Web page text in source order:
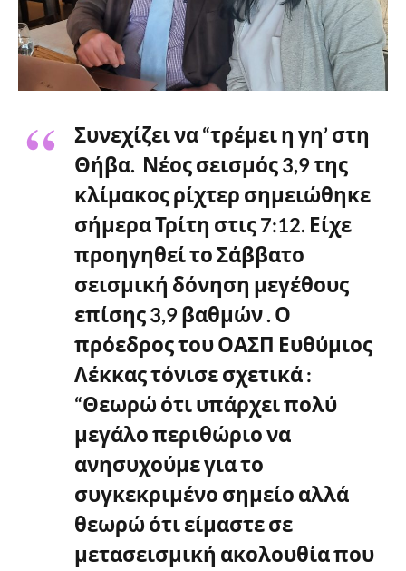
Συνεχίζει να “τρέμει η γη’ στη
Θήβα. Νέος σεισμός 3,9 της
κλίμακος ρίχτερ σημειώθηκε
σήμερα Τρίτη στις 7:12. Είχε
προηγηθεί το Σάββατο
σεισμική δόνηση μεγέθους
επίσης 3,9 βαθμών . Ο
πρόεδρος του ΟΑΣΠ Ευθύμιος
Λέκκας τόνισε σχετικά :
“Θεωρώ ότι υπάρχει πολύ
μεγάλο περιθώριο να
ανησυχούμε για το
συγκεκριμένο σημείο αλλά
θεωρώ ότι είμαστε σε
μετασεισμική ακολουθία που